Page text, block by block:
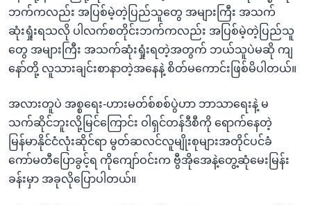
ဘက်ကလည်း အပြစ်မဲ့တဲ့ပြည်သူတွေ အများကြီး အသက်
ဆုံးရှုံးရသလို ပါလက်စတိုင်းဘက်ကလည်း အပြစ်မဲ့တဲ့ပြည်သူ
တွေ အများကြီး အသက်ဆုံးရှုံးရတဲ့အတွက် ဘယ်သူပဲမဆို ကျ
နော်တို့ လူသားချင်းစာနာတဲ့အနေနဲ့ စိတ်မကောင်းဖြစ်မိပါတယ်။
အလားတူပဲ အစ္စရေး-ဟားမတ်စ်စစ်ပွဲဟာ ဘာသာရေးနဲ့ မ
သက်ဆိုင်ဘူးလို့မြင်ကြောင်း ဝါရှင်တန်ဒီစီကို ရောက်နေတဲ့
မြန်မာနိုင်ငံလုံးဆိုင်ရာ မွတ်ဆလင်လူမျိုးစုများအတိုင်ပင်ခံ
ကော်မတီပြောခွင့်ရ ကိုကျော်ဝင်းက ဗွီအိုအေနဲ့တွေ့ဆုံမေးမြန်း
ခန်းမှာ အခုလိုပြောပါတယ်။